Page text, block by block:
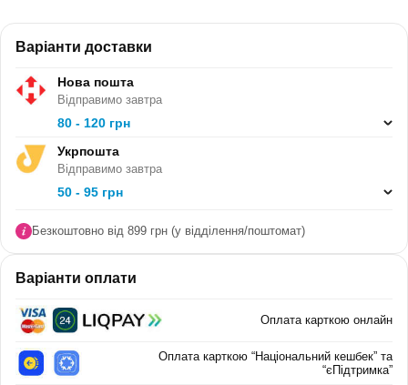
СЕРІЯ:
В ПАЧЦІ (ШТ):
Варіанти доставки
Нова пошта
Відправимо завтра
80 - 120 грн
Укрпошта
Відправимо завтра
50 - 95 грн
Безкоштовно від 899 грн (у відділення/поштомат)
Варіанти оплати
Оплата карткою онлайн
Оплата карткою “Національний кешбек” та
“єПідтримка”